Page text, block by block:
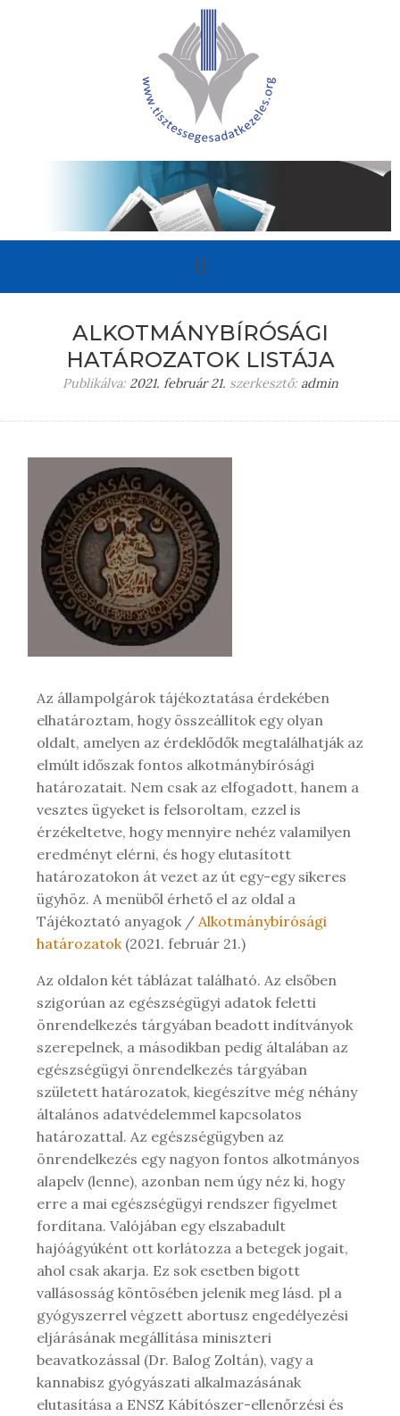
ALKOTMÁNYBÍRÓSÁGI
HATÁROZATOK LISTÁJA
Publikálva: 2021. február 21. szerkesztő: admin
Az állampolgárok tájékoztatása érdekében
elhatároztam, hogy összeállítok egy olyan
oldalt, amelyen az érdeklődők megtalálhatják az
elmúlt időszak fontos alkotmánybírósági
határozatait. Nem csak az elfogadott, hanem a
vesztes ügyeket is felsoroltam, ezzel is
érzékeltetve, hogy mennyire nehéz valamilyen
eredményt elérni, és hogy elutasított
határozatokon át vezet az út egy-egy sikeres
ügyhöz. A menüből érhető el az oldal a
Tájékoztató anyagok / Alkotmánybírósági
határozatok (2021. február 21.)
Az oldalon két táblázat található. Az elsőben
szigorúan az egészségügyi adatok feletti
önrendelkezés tárgyában beadott indítványok
szerepelnek, a másodikban pedig általában az
egészségügyi önrendelkezés tárgyában
született határozatok, kiegészítve még néhány
általános adatvédelemmel kapcsolatos
határozattal. Az egészségügyben az
önrendelkezés egy nagyon fontos alkotmányos
alapelv (lenne), azonban nem úgy néz ki, hogy
erre a mai egészségügyi rendszer figyelmet
fordítana. Valójában egy elszabadult
hajóágyúként ott korlátozza a betegek jogait,
ahol csak akarja. Ez sok esetben bigott
vallásosság köntösében jelenik meg lásd. pl a
gyógyszerrel végzett abortusz engedélyezési
eljárásának megállítása miniszteri
beavatkozással (Dr. Balog Zoltán), vagy a
kannabisz gyógyászati alkalmazásának
elutasítása a ENSZ Kábítószer-ellenőrzési és